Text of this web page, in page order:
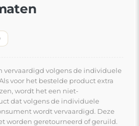
vervaardigd volgens de individuele
voor het bestelde product extra
wordt het een niet-
dat volgens de individuele
wordt vervaardigd. Deze
worden geretourneerd of geruild.